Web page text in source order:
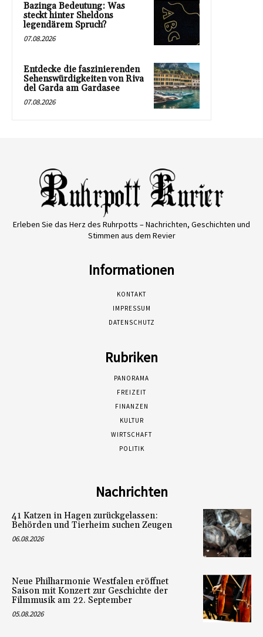
Bazinga Bedeutung: Was
steckt hinter Sheldons
legendärem Spruch?
07.08.2026
Entdecke die faszinierenden
Sehenswürdigkeiten von Riva
del Garda am Gardasee
07.08.2026
Erleben Sie das Herz des Ruhrpotts – Nachrichten, Geschichten und
Stimmen aus dem Revier
Informationen
KONTAKT
IMPRESSUM
DATENSCHUTZ
Rubriken
PANORAMA
FREIZEIT
FINANZEN
KULTUR
WIRTSCHAFT
POLITIK
Nachrichten
41 Katzen in Hagen zurückgelassen:
Behörden und Tierheim suchen Zeugen
06.08.2026
Neue Philharmonie Westfalen eröffnet
Saison mit Konzert zur Geschichte der
Filmmusik am 22. September
05.08.2026